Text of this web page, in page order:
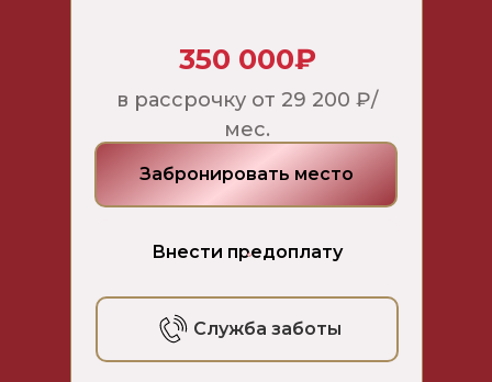
Внести предоплату
350 000₽
Забронировать место
Служба заботы
в рассрочку от 29 200 ₽/
мес.